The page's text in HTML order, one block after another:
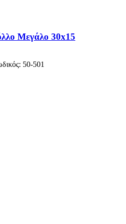
Μεγάλο 30x15
50-501